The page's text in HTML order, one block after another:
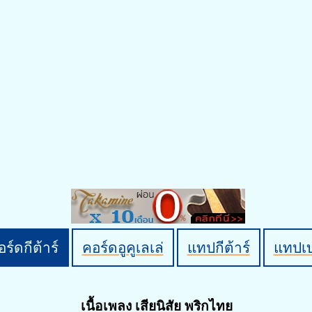
ร์ดกีต้าร์ คอร์ดอูคูเลเล่ แทปกีต้าร์ แทปเ
เนื้อเพลง เสียนิสัย พริกไทย